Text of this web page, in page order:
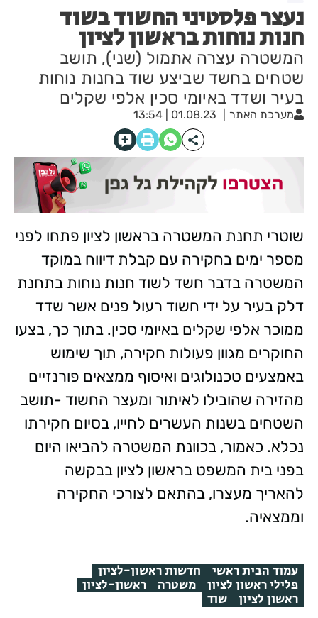
נעצר פלסטיני החשוד בשוד
חנות נוחות בראשון לציון
המשטרה עצרה אתמול (שני), תושב
שטחים בחשד שביצע שוד בחנות נוחות
בעיר ושדד באיומי סכין אלפי שקלים
מערכת האתר 01.08.23 | 13:54
שוטרי תחנת המשטרה בראשון לציון פתחו לפני
מספר ימים בחקירה עם קבלת דיווח במוקד
המשטרה בדבר חשד לשוד חנות נוחות בתחנת
דלק בעיר על ידי חשוד רעול פנים אשר שדד
ממוכר אלפי שקלים באיומי סכין. בתוך כך, בצעו
החוקרים מגוון פעולות חקירה, תוך שימוש
באמצעים טכנולוגים ואיסוף ממצאים פורנזיים
מהזירה שהובילו לאיתור ומעצר החשוד -תושב
השטחים בשנות העשרים לחייו, בסיום חקירתו
נכלא. כאמור, בכוונת המשטרה להביאו היום
בפני בית המשפט בראשון לציון בבקשה
להאריך מעצרו, בהתאם לצורכי החקירה
וממצאיה.
עמוד הבית ראשי חדשות ראשון-לציון
פלילי ראשון לציון משטרה ראשון-לציון
ראשון לציון שוד